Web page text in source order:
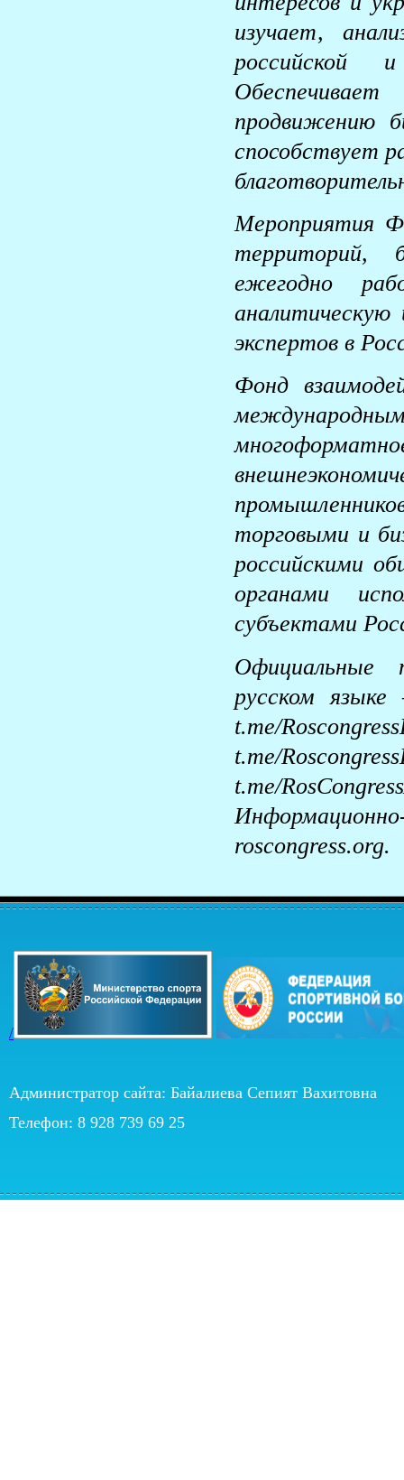
изучает,
российской
продвижению
способствует
Мероприятия
территорий,
ежегодно
аналитическую
экспертов в
Фонд
торговыми и
российскими
органами
субъектами
Официальные
русском языке
t.me/
t.me/
t.me/
roscongress.org.
/
Администратор сайта: Байалиева Сепият Вахитовна
Телефон: 8 928 739 69 25